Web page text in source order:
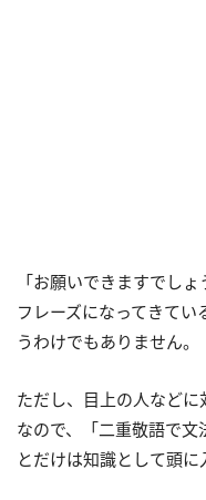
「お願いできますでし
フレーズになってきて
うわけでもありません。
ただし、目上の人など
なので、「二重敬語で
とだけは知識として頭に